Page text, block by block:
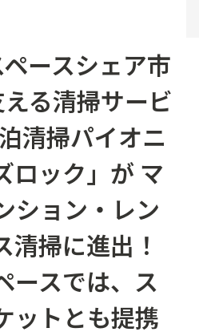
ースシェア市
る清掃サービ
清掃パイオニ
ロック」が マ
ション・レン
清掃に進出！
ースでは、ス
ットとも提携